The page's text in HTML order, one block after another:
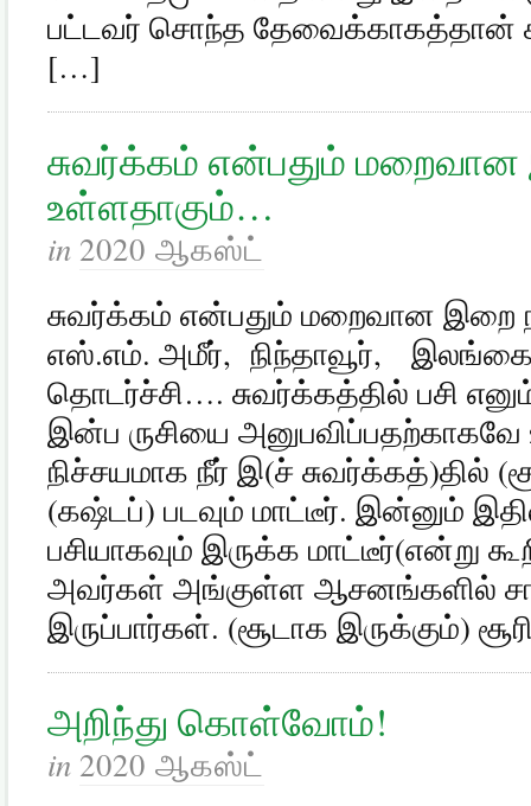
பட்டவர் சொந்த தேவைக்காகத்தான்
[…]
சுவர்க்கம் என்பதும்
உள்ளதாகும்…
in 2020 ஆகஸ்ட்
சுவர்க்கம் என்பதும் மறைவான இறை
எஸ்.எம். அமீர், நிந்தாவூர்,
தொடர்ச்சி…. சுவர்க்கத்தில் பசி
இன்ப ருசியை
நிச்சயமாக நீர் இ(ச் சுவர்க்கத்)தில்
(கஷ்டப்) படவும் மாட்டீர். இன்னும்
பசியாகவும் இருக்க மாட்டீர்(என்று
அவர்கள் அங்குள்ள ஆசனங்களில்
இருப்பார்கள். (சூடாக இருக்கும்)
அறிந்து கொள்வோம்!
in 2020 ஆகஸ்ட்